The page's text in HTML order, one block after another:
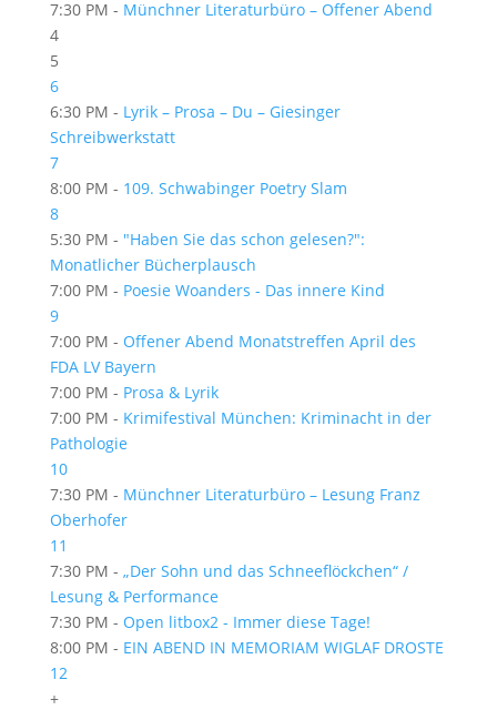
7:30 PM - Münchner Literaturbüro – Offener Abend
4
5
6
6:30 PM - Lyrik – Prosa – Du – Giesinger
Schreibwerkstatt
7
8:00 PM - 109. Schwabinger Poetry Slam
8
5:30 PM - "Haben Sie das schon gelesen?":
Monatlicher Bücherplausch
7:00 PM - Poesie Woanders - Das innere Kind
9
7:00 PM - Offener Abend Monatstreffen April des
FDA LV Bayern
7:00 PM - Prosa & Lyrik
7:00 PM - Krimifestival München: Kriminacht in der
Pathologie
10
7:30 PM - Münchner Literaturbüro – Lesung Franz
Oberhofer
11
7:30 PM - „Der Sohn und das Schneeflöckchen“ /
Lesung & Performance
7:30 PM - Open litbox2 - Immer diese Tage!
8:00 PM - EIN ABEND IN MEMORIAM WIGLAF DROSTE
12
+